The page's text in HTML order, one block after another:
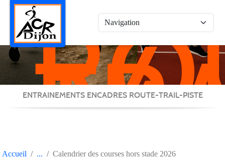
/
/
ENTRAINEMENTS ENCADRES ROUTE-TRAIL-PISTE
Accueil Calendrier des courses hors stade 2026
Panneau de gestion des cookies